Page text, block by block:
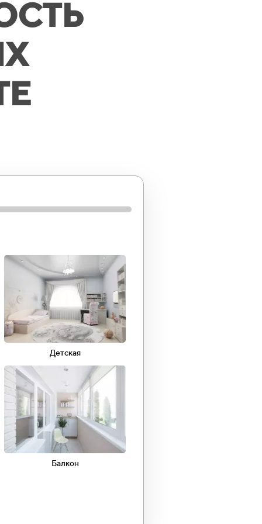
Детская
Балкон
100
75
Фотопечать
Трековое
освещение
для Вас